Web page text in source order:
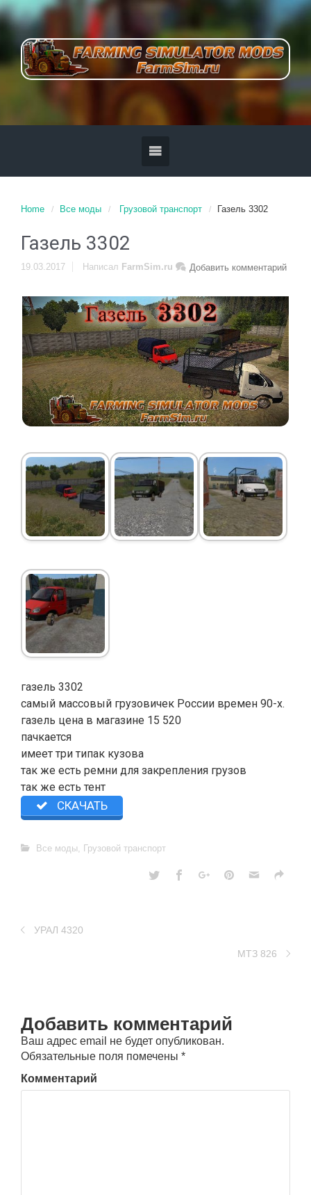
Home Все моды Грузовой транспорт Газель 3302
Газель 3302
19.03.2017 Добавить комментарий
Написал FarmSim.ru
газель 3302
самый массовый грузовичек России времен 90-х.
газель цена в магазине 15 520
пачкается
имеет три типак кузова
так же есть ремни для закрепления грузов
так же есть тент
СКАЧАТЬ
Все моды, Грузовой транспорт
УРАЛ 4320
МТЗ 826
Добавить комментарий
Ваш адрес email не будет опубликован.
Обязательные поля помечены *
Комментарий